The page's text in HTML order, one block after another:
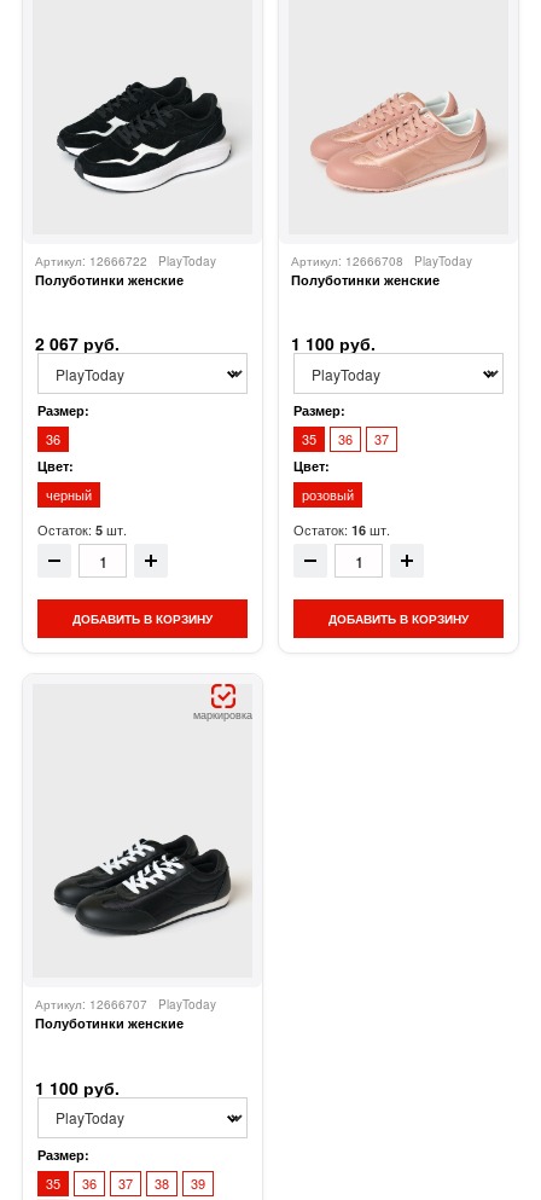
Полуботинки женские
Артикул: 12666722 PlayToday
2 067 руб.
Размер:
36
Цвет:
черный
Остаток: 5 шт.
ДОБАВИТЬ В КОРЗИНУ
Полуботинки женские
Артикул: 12666708 PlayToday
1 100 руб.
Размер:
35 36 37
Цвет:
розовый
Остаток: 16 шт.
ДОБАВИТЬ В КОРЗИНУ
маркировка
Полуботинки женские
Артикул: 12666707 PlayToday
1 100 руб.
Размер:
35 36 37 38
39